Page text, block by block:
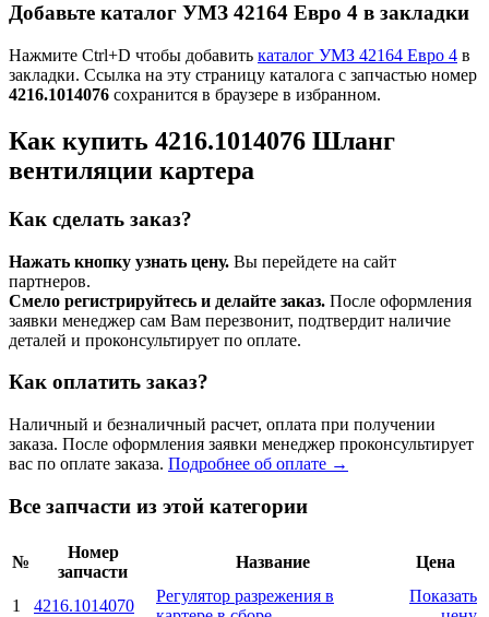
Добавьте каталог УМЗ 42164 Евро 4 в закладки
Нажмите Ctrl+D чтобы добавить каталог УМЗ 42164 Евро 4 в
закладки. Ссылка на эту страницу каталога с запчастью номер
4216.1014076 сохранится в браузере в избранном.
Как купить 4216.1014076 Шланг
вентиляции картера
Как сделать заказ?
Нажать кнопку узнать цену. Вы перейдете на сайт
партнеров.
Смело регистрируйтесь и делайте заказ. После оформления
заявки менеджер сам Вам перезвонит, подтвердит наличие
деталей и проконсультирует по оплате.
Как оплатить заказ?
Наличный и безналичный расчет, оплата при получении
заказа. После оформления заявки менеджер проконсультирует
вас по оплате заказа. Подробнее об оплате →
Все запчасти из этой категории
№
Номер
запчасти
Название Цена
1 4216.1014070
Регулятор разрежения в
Показать